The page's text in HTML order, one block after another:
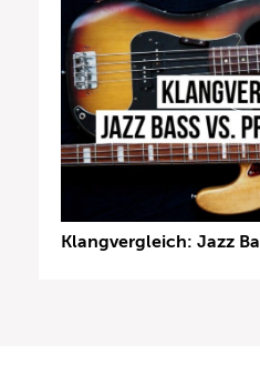
Klangvergleich: Jazz